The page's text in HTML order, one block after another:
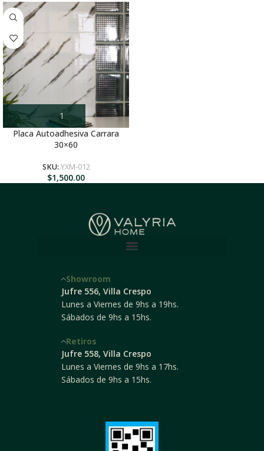
Placa Autoadhesiva Carrara
30×60
SKU: YXM-012
$1,500.00
Showroom
Jufre 556, Villa Crespo
Lunes a Viernes de 9hs a 19hs.
Sábados de 9hs a 15hs.
Retiros
Jufre 558, Villa Crespo
Lunes a Viernes de 9hs a 17hs.
Sábados de 9hs a 15hs.